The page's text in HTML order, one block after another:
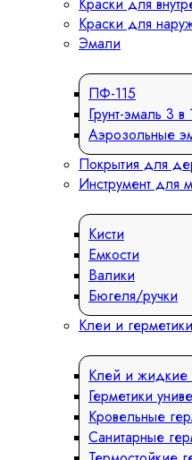
Краски для
Эмали
ПФ-115
Грунт-эмаль 3 в
Аэрозольные
Покрытия для
Инструмент для
Кисти
Емкости
Валики
Бюгеля/ручки
Клеи и герметики
Клей и жидкие
Герметики
Кровельные
Санитарные